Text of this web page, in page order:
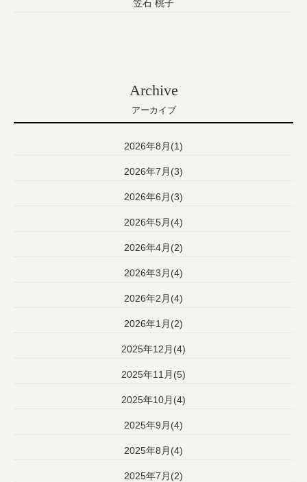
笠石 桃子
Archive
アーカイブ
2026年8月(1)
2026年7月(3)
2026年6月(3)
2026年5月(4)
2026年4月(2)
2026年3月(4)
2026年2月(4)
2026年1月(2)
2025年12月(4)
2025年11月(5)
2025年10月(4)
2025年9月(4)
2025年8月(4)
2025年7月(2)